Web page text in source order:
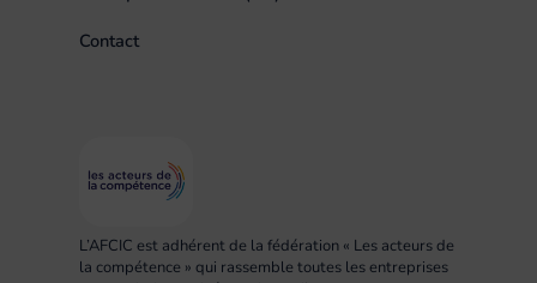
Contact
L’AFCIC est adhérent de la fédération « Les acteurs de
la compétence » qui rassemble toutes les entreprises